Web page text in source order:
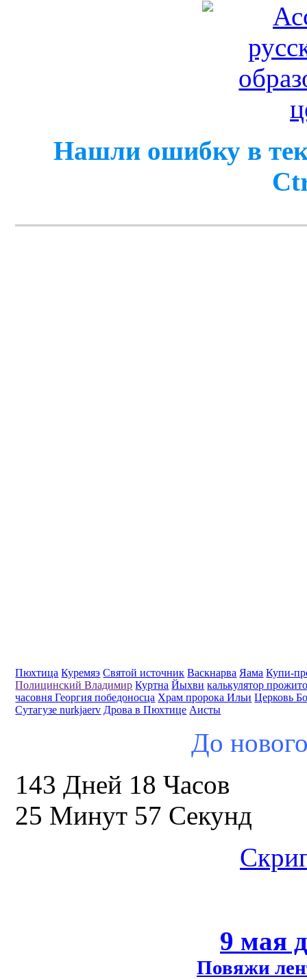
Нашли ошибку в
Пюхтица Куремяэ Святой источник Васкнарва Яама Купи-
Полицинский Владимир Куртна Йыхви калькулятор
часовня Георгия победоносца Храм пророка Ильи Церковь
Сутагузе nurkjaerv Дрова в Пюхтице Аисты
До
143 Дней 18 Часов
25 Минут 57 Секунд
9 мая
Повяжи